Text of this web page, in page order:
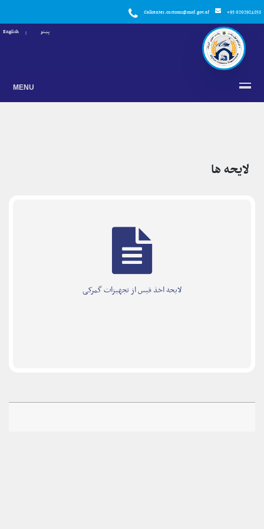
Callcenter.customs@mof.gov.af +93 0202924858
پښتو English
MENU
لایحه ها
لایحه اخذ فیس از تجهیزات گمرکی